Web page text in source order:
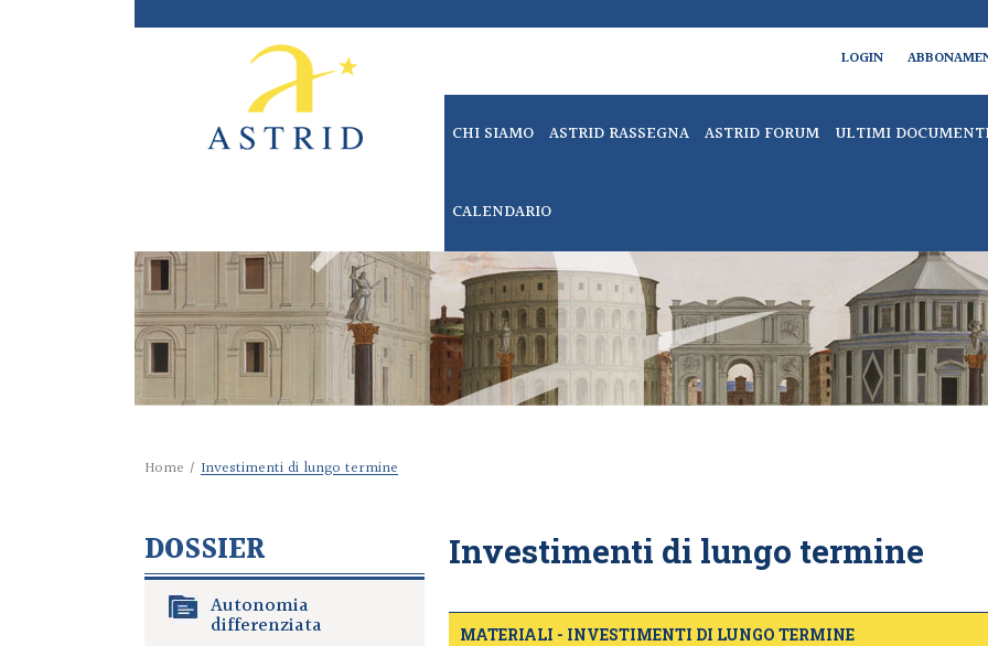
LOGIN
CHI SIAMO ASTRID RASSEGNA ASTRID FORUM ULTIMI
CALENDARIO
Home / Investimenti di lungo termine
DOSSIER
Autonomia
differenziata
Investimenti di lungo termine
MATERIALI - INVESTIMENTI DI LUNGO TERMINE